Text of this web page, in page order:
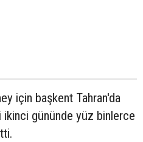
için başkent Tahran'da
gününde yüz binlerce